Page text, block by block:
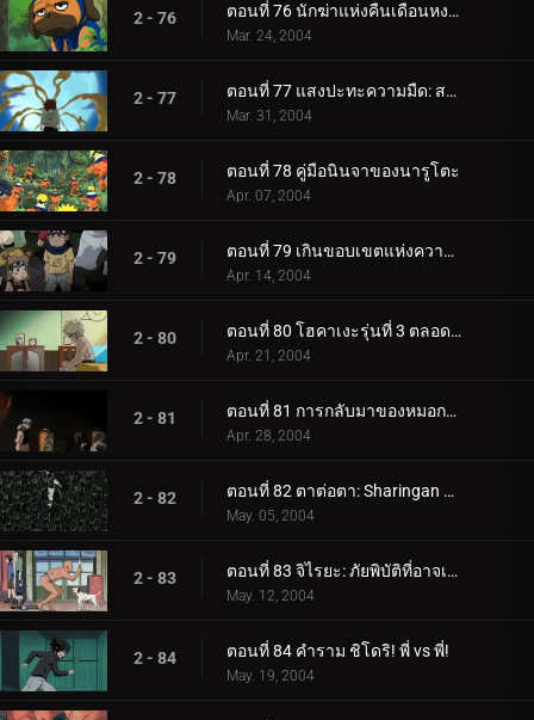
2 - 76 ตอนที่ 76 นักฆ่าแห่งคืนเดือนหงาย
Mar. 24, 2004
2 - 77 ตอนที่ 77 แสงปะทะความมืด: สองหน้าของกาอาระ
Mar. 31, 2004
2 - 78 ตอนที่ 78 คู่มือนินจาของนารูโตะ
Apr. 07, 2004
2 - 79 ตอนที่ 79 เกินขอบเขตแห่งความมืดและแสงสว่าง
Apr. 14, 2004
2 - 80 ตอนที่ 80 โฮคาเงะรุ่นที่ 3 ตลอดกาล...
Apr. 21, 2004
2 - 81 ตอนที่ 81 การกลับมาของหมอกยามเช้า
Apr. 28, 2004
2 - 82 ตอนที่ 82 ตาต่อตา: Sharingan กับ Sharingan!
May. 05, 2004
2 - 83 ตอนที่ 83 จิไรยะ: ภัยพิบัติที่อาจเกิดขึ้นของนารูโตะ!
May. 12, 2004
2 - 84 ตอนที่ 84 คำราม ชิโดริ! พี่ vs พี่!
May. 19, 2004